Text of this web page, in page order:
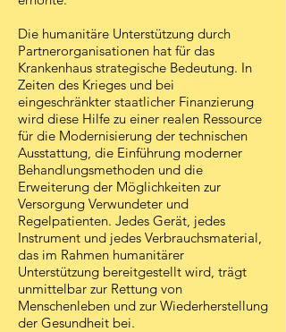
Die humanitäre Unterstützung durch
Partnerorganisationen hat für das
Krankenhaus strategische Bedeutung. In
Zeiten des Krieges und bei
eingeschränkter staatlicher Finanzierung
wird diese Hilfe zu einer realen Ressource
für die Modernisierung der technischen
Ausstattung, die Einführung moderner
Behandlungsmethoden und die
Erweiterung der Möglichkeiten zur
Versorgung Verwundeter und
Regelpatienten. Jedes Gerät, jedes
Instrument und jedes Verbrauchsmaterial,
das im Rahmen humanitärer
Unterstützung bereitgestellt wird, trägt
unmittelbar zur Rettung von
Menschenleben und zur Wiederherstellung
der Gesundheit bei.